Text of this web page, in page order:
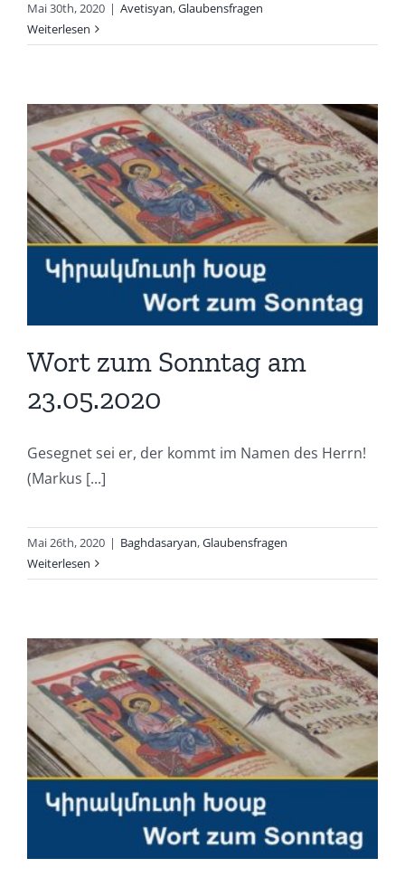
Mai 30th, 2020 | Avetisyan,Glaubensfragen
Weiterlesen
Wort zum Sonntag am
23.05.2020
Gesegnet sei er, der kommt im Namen des Herrn!
(Markus [...]
Mai 26th, 2020 | Baghdasaryan,Glaubensfragen
Weiterlesen